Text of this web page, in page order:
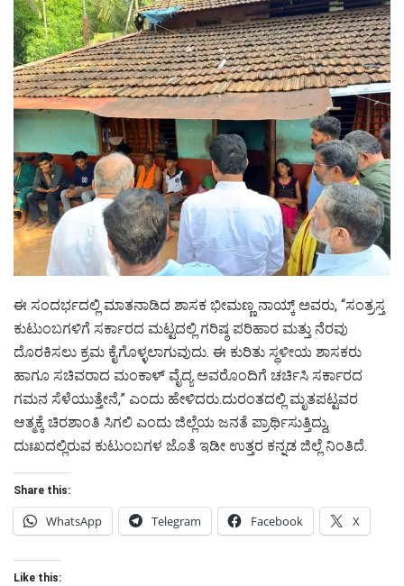
ಈ ಸಂದರ್ಭದಲ್ಲಿ ಮಾತನಾಡಿದ ಶಾಸಕ ಭೀಮಣ್ಣ ನಾಯ್ಕ್ ಅವರು, “ಸಂತ್ರಸ್ತ
ಕುಟುಂಬಗಳಿಗೆ ಸರ್ಕಾರದ ಮಟ್ಟದಲ್ಲಿ ಗರಿಷ್ಠ ಪರಿಹಾರ ಮತ್ತು ನೆರವು
ದೊರಕಿಸಲು ಕ್ರಮ ಕೈಗೊಳ್ಳಲಾಗುವುದು. ಈ ಕುರಿತು ಸ್ಥಳೀಯ ಶಾಸಕರು
ಹಾಗೂ ಸಚಿವರಾದ ಮಂಕಾಳ್ ವೈದ್ಯ ಅವರೊಂದಿಗೆ ಚರ್ಚಿಸಿ ಸರ್ಕಾರದ
ಗಮನ ಸೆಳೆಯುತ್ತೇನೆ,” ಎಂದು ಹೇಳಿದರು.ದುರಂತದಲ್ಲಿ ಮೃತಪಟ್ಟವರ
ಆತ್ಮಕ್ಕೆ ಚಿರಶಾಂತಿ ಸಿಗಲಿ ಎಂದು ಜಿಲ್ಲೆಯ ಜನತೆ ಪ್ರಾರ್ಥಿಸುತ್ತಿದ್ದು,
ದುಃಖದಲ್ಲಿರುವ ಕುಟುಂಬಗಳ ಜೊತೆ ಇಡೀ ಉತ್ತರ ಕನ್ನಡ ಜಿಲ್ಲೆ ನಿಂತಿದೆ.
Share this:
WhatsApp Telegram Facebook X
Like this: